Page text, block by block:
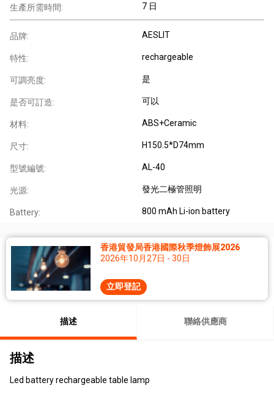
生產所需時間: 7 日
品牌: AESLIT
特性: rechargeable
可調亮度: 是
是否可訂造: 可以
材料: ABS+Ceramic
尺寸: H150.5*D74mm
型號編號: AL-40
光源: 發光二極管照明
Battery: 800 mAh Li-ion battery
香港貿發局香港國際秋季燈飾展2026
2026年10月27日 - 30日
立即登記
描述 聯絡供應商
描述
Led battery rechargeable table lamp